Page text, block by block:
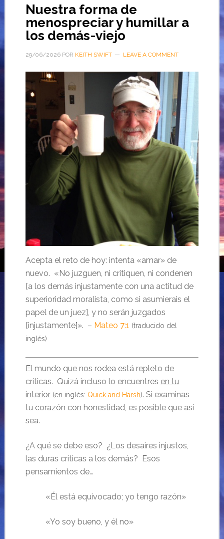
Nuestra forma de
menospreciar y humillar a
los demás-viejo
29/06/2026POR KEITH SWIFT LEAVE A COMMENT
Acepta el reto de hoy: intenta «amar» de
nuevo. «No juzguen, ni critiquen, ni condenen
[a los demás injustamente con una actitud de
superioridad moralista, como si asumierais el
papel de un juez], y no serán juzgados
[injustamente]». – Mateo 7:1 (traducido del
inglés)
El mundo que nos rodea está repleto de
críticas. Quizá incluso lo encuentres en tu
interior (en inglés: Quick and Harsh). Si examinas
tu corazón con honestidad, es posible que así
sea.
¿A qué se debe eso? ¿Los desaires injustos,
las duras críticas a los demás? Esos
pensamientos de…
«Él está equivocado; yo tengo razón»
«Yo soy bueno, y él no»